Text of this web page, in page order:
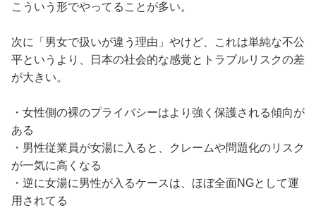
こういう形でやってることが多い。
次に「男女で扱いが違う理由」やけど、これは単純な不公
平というより、日本の社会的な感覚とトラブルリスクの差
が大きい。
・女性側の裸のプライバシーはより強く保護される傾向が
ある
・男性従業員が女湯に入ると、クレームや問題化のリスク
が一気に高くなる
・逆に女湯に男性が入るケースは、ほぼ全面NGとして運
用されてる